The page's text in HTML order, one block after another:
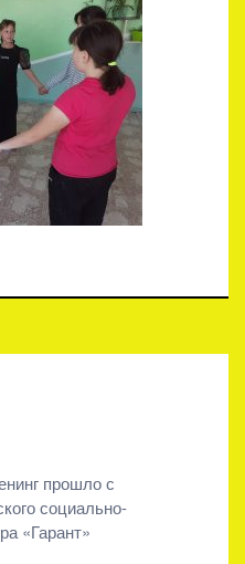
прошло с
социально-
«Гарант»